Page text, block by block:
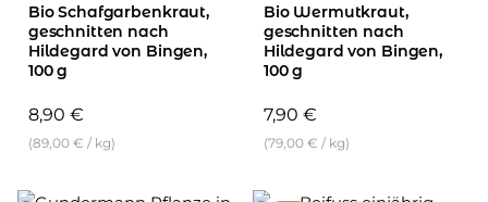
Bio Schafgarbenkraut,
geschnitten nach
Hildegard von Bingen,
100 g
8,90 €
(89,00 € / kg)
Bio Wermutkraut,
geschnitten nach
Hildegard von Bingen,
100 g
7,90 €
(79,00 € / kg)